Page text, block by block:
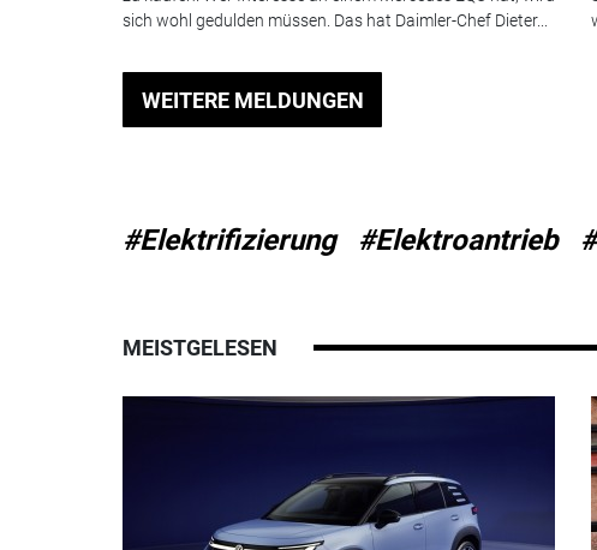
sich wohl gedulden müssen. Das hat Daimler-Chef Dieter...
WEITERE MELDUNGEN
#Elektrifizierung #Elektroantrieb
MEISTGELESEN